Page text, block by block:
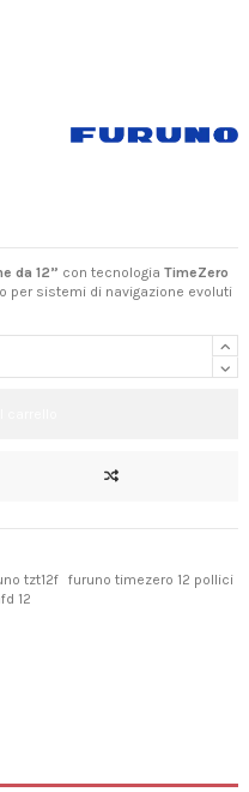
da 12” con tecnologia TimeZero
per sistemi di navigazione evoluti
tzt12f furuno timezero 12 pollici
12